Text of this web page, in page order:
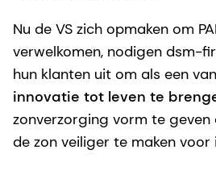
Nu de VS zich opmaken om
verwelkomen, nodigen dsm-
hun klanten uit om als een
innovatie tot leven te
zonverzorging vorm te
de zon veiliger te maken voor